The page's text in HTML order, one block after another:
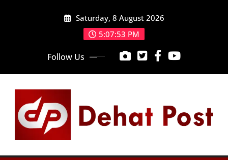
Saturday, 8 August 2026
5:07:54 PM
Follow Us